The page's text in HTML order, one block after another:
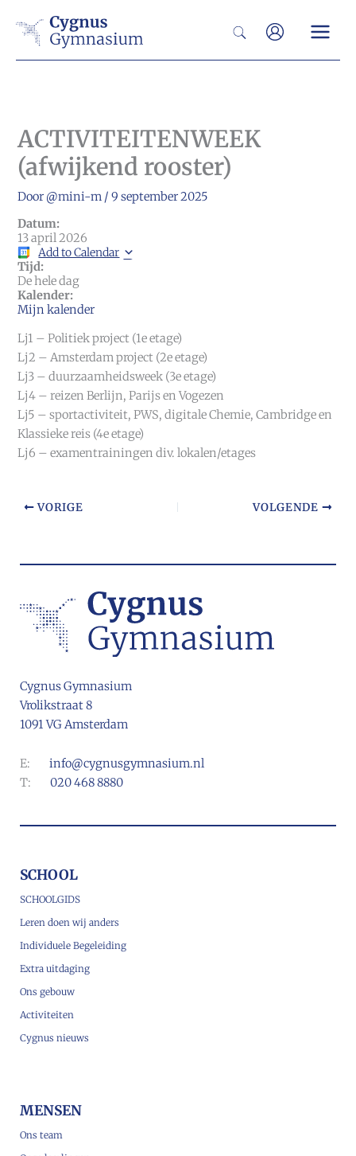
naar
Zoeken
ACTIVITEITENWEEK
(afwijkend rooster)
Door @mini-m /9 september 2025
Datum:
13 april 2026
Add to Calendar
Tijd:
De hele dag
Kalender:
Mijn kalender
Lj1 – Politiek project (1e etage)
Lj2 – Amsterdam project (2e etage)
Lj3 – duurzaamheidsweek (3e etage)
Lj4 – reizen Berlijn, Parijs en Vogezen
Lj5 – sportactiviteit, PWS, digitale Chemie, Cambridge en
Klassieke reis (4e etage)
Lj6 – examentrainingen div. lokalen/etages
VORIGE VOLGENDE
Cygnus Gymnasium
Vrolikstraat 8
1091 VG Amsterdam
E: info@cygnusgymnasium.nl
T: 020 468 8880
SCHOOL
SCHOOLGIDS
Leren doen wij anders
Individuele Begeleiding
Extra uitdaging
Ons gebouw
Activiteiten
Cygnus nieuws
MENSEN
Ons team